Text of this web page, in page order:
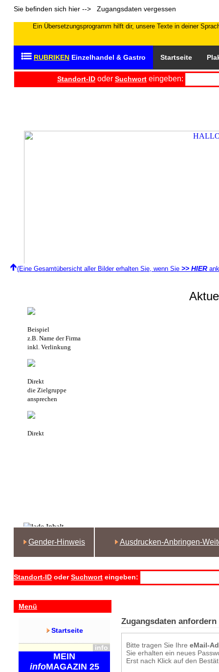
Sie befinden sich hier --> Zugangsdaten vergessen
Ein Übersetzungsprogramm hilft dir, unsere Texte in deiner
RUBRIKEN Einzelhandel & Gastro Startseite
Standort-ID oder Suchwort eingeben:
(Eine Gesamtübersicht aller Bilder erhalten Sie, wenn Sie >> HIER
Gender-Hinweis Ausdrucken-Anbringen-
Standort-ID oderSuchwort eingeben:
Menü
Startseite
info
MEIN
infoMAGAZIN 25
Zugangsdaten anfordern
Bitte tragen Sie Ihre eMail-
Sie erhalten ein neues
Erst nach Klick auf den